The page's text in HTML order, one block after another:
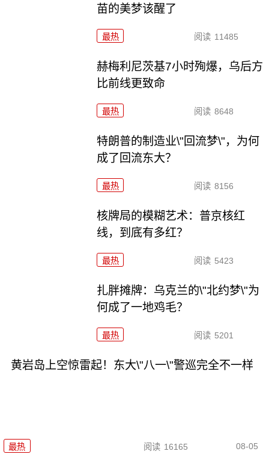
苗的美梦该醒了
最热 阅读 11485
赫梅利尼茨基7小时殉爆，乌后方
比前线更致命
最热 阅读 8648
特朗普的制造业\"回流梦\"，为何
成了回流东大？
最热 阅读 8156
核牌局的模糊艺术：普京核红
线，到底有多红？
最热 阅读 5423
扎胖摊牌：乌克兰的\"北约梦\"为
何成了一地鸡毛？
最热 阅读 5201
黄岩岛上空惊雷起！东大\"八一\"警巡完全不一样
最热 阅读 16165 08-05